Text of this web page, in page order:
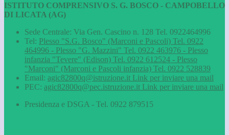
ISTITUTO COMPRENSIVO S. G. BOSCO - CAMPOBELLO
DI LICATA (AG)
Sede Centrale: Via Gen. Cascino n. 128 Tel. 0922464996
Tel: Plesso "S.G. Bosco" (Marconi e Pascoli) Tel. 0922
464996 - Plesso "G. Mazzini" Tel. 0922 463976 - Plesso
infanzia "Tevere" (Edison) Tel. 0922 612524 - Plesso
"Marconi" (Marconi e Pascoli infanzia) Tel. 0922 528839
Email: agic82800q@istruzione.it Link per inviare una mail
PEC: agic82800q@pec.istruzione.it Link per inviare una mail
Presidenza e DSGA - Tel. 0922 879515